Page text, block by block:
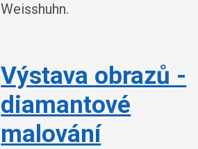
Weisshuhn.
Výstava obrazů -
diamantové
malování